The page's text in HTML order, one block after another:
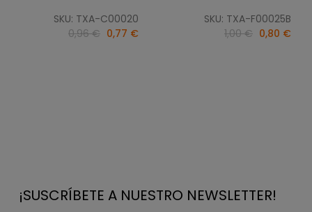
SKU: TXA-C00020
0,96 € 0,77 €
SKU: TXA-F00025B
1,00 € 0,80 €
¡SUSCRÍBETE A NUESTRO NEWSLETTER!